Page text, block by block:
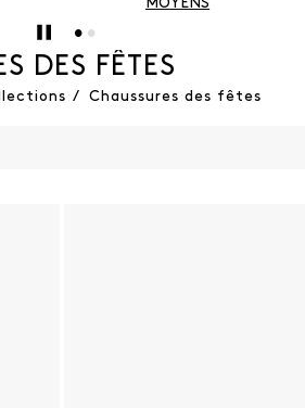
MOYENS
DES FÊTES
/ Chaussures des fêtes